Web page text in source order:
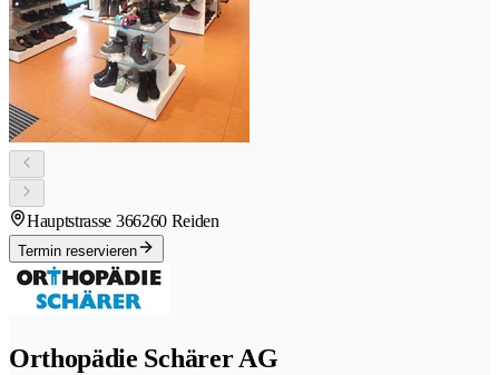
Hauptstrasse 366260 Reiden
Termin reservieren
Orthopädie Schärer AG